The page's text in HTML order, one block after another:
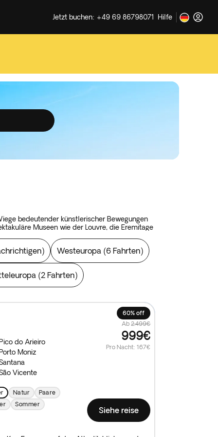
Jetzt buchen: +49 69 86798071 Hilfe
bedeutender künstlerischer Bewegungen
Museen wie der Louvre, die Eremitage
Sie lange bevor Sie eine Galerie betreten,
im Süden und in der wunderschönen
) Westeuropa (6 Fahrten)
(2 Fahrten)
60% off
Ab 2.499€
999€
Pro Nacht:167€
do Arieiro
Moniz
Vicente
Natur
Paare
Sommer
Siehe reise